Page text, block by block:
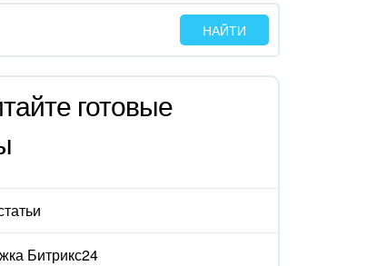
готовые
Битрикс24